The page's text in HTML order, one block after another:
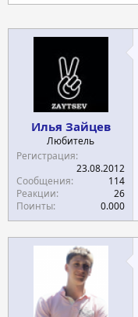
Илья Зайцев
Любитель
Регистрация
23.08.2012
Сообщения
114
Реакции
26
Поинты
0.000